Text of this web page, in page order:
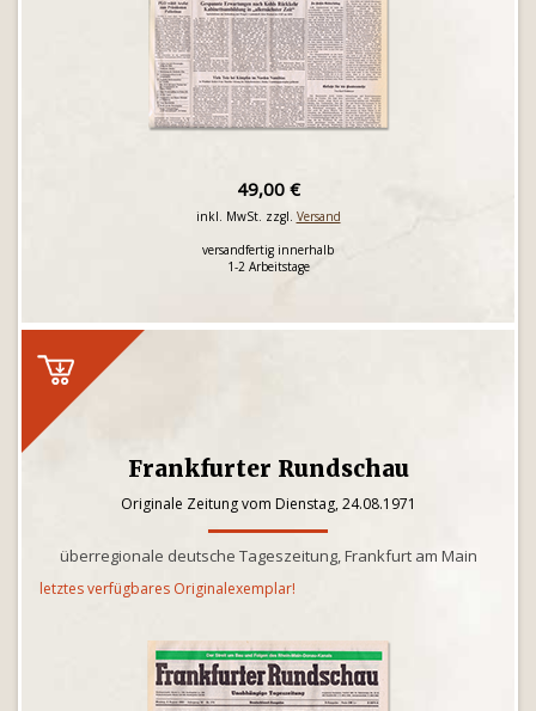
49,00 €
inkl. MwSt. zzgl. Versand
versandfertig innerhalb
1-2 Arbeitstage
Frankfurter Rundschau
Originale Zeitung vom Dienstag, 24.08.1971
überregionale deutsche Tageszeitung, Frankfurt am Main
letztes verfügbares Originalexemplar!